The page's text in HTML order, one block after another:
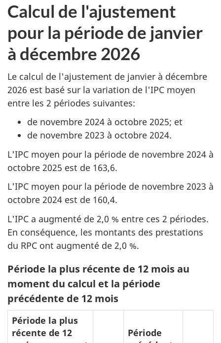
Calcul de l'ajustement
pour la période de janvier
à décembre 2026
Le calcul de l'ajustement de janvier à décembre
2026 est basé sur la variation de l'IPC moyen
entre les 2 périodes suivantes:
de novembre 2024 à octobre 2025; et
de novembre 2023 à octobre 2024.
L'IPC moyen pour la période de novembre 2024 à
octobre 2025 est de 163,6.
L'IPC moyen pour la période de novembre 2023 à
octobre 2024 est de 160,4.
L'IPC a augmenté de 2,0 % entre ces 2 périodes.
En conséquence, les montants des prestations
du RPC ont augmenté de 2,0 %.
Période la plus récente de 12 mois au
moment du calcul et la période
précédente de 12 mois
Période la plus
récente de 12
Période